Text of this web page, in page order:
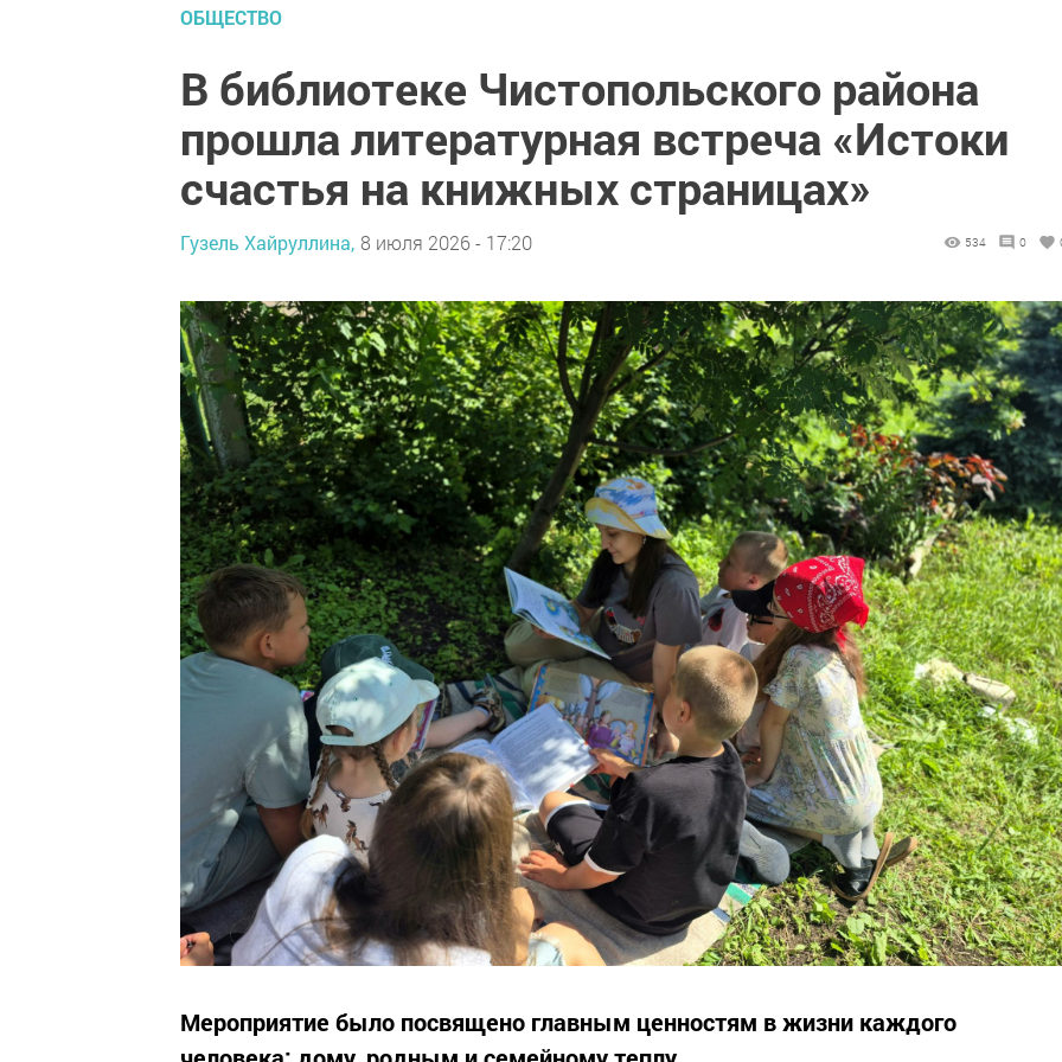
ОБЩЕСТВО
В библиотеке Чистопольского района
прошла литературная встреча «Истоки
счастья на книжных страницах»
Гузель Хайруллина, 8 июля 2026 - 17:20 534 0
Мероприятие было посвящено главным ценностям в жизни каждого